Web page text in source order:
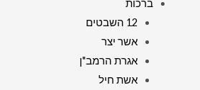
ברכות
12 השבטים
אשר יצר
אגרת הרמב"ן
אשת חיל